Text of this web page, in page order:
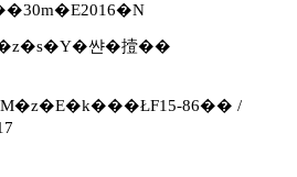
쌴�撎��
86�� /